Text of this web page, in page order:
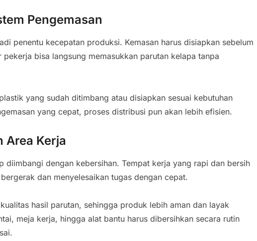
Pengemasan
penentu kecepatan produksi. Kemasan harus disiapkan sebelum
bisa langsung memasukkan parutan kelapa tanpa
yang sudah ditimbang atau disiapkan sesuai kebutuhan
yang cepat, proses distribusi pun akan lebih efisien.
Area Kerja
diimbangi dengan kebersihan. Tempat kerja yang rapi dan bersih
dan menyelesaikan tugas dengan cepat.
hasil parutan, sehingga produk lebih aman dan layak
meja kerja, hingga alat bantu harus dibersihkan secara rutin